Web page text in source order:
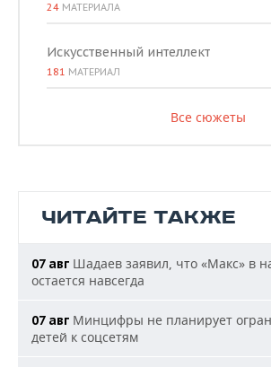
24 МАТЕРИАЛА
Искусственный интеллект
181 МАТЕРИАЛ
Все сюжеты
ЧИТАЙТЕ ТАКЖЕ
07 авг Шадаев заявил, что «Макс» в
остается навсегда
07 авг Минцифры не планирует
детей к соцсетям